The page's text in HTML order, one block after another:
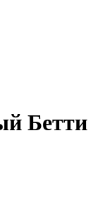
Бетти